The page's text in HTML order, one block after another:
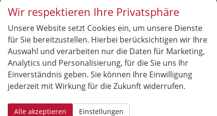
Pannenhilfe
Pannenkit
Waschwasserstandsanzeige
vorhanden
Zentralverriegelung
Zentralverriegelung, Zentralverriegelung mit
Funkfernbedienung, Schlüssellose Zentralverriegelung
(Keyless Go)
Außen
Wir respektieren Ihre Privatsphäre
Unsere Website setzt Cookies ein, um unsere Dienste
für Sie bereitzustellen. Hierbei berücksichtigen wir Ihre
Auswahl und verarbeiten nur die Daten für Marketing,
Analytics und Personalisierung, für die Sie uns Ihr
Einverständnis geben. Sie können Ihre Einwilligung
jederzeit mit Wirkung für die Zukunft widerrufen.
Alle akzeptieren Einstellungen